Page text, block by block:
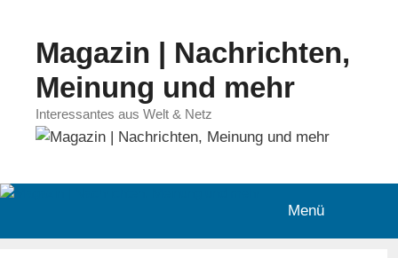
springenMagazin | Nachrichten,
Meinung und mehr
Interessantes aus Welt & Netz
Menü